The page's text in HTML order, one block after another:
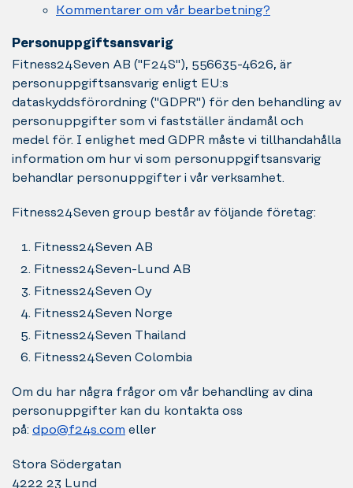
Kommentarer om vår bearbetning?
Personuppgiftsansvarig
Fitness24Seven AB ("F24S"), 556635-4626, är
personuppgiftsansvarig enligt EU:s
dataskyddsförordning ("GDPR") för den behandling av
personuppgifter som vi fastställer ändamål och
medel för. I enlighet med GDPR måste vi tillhandahålla
information om hur vi som personuppgiftsansvarig
behandlar personuppgifter i vår verksamhet.
Fitness24Seven group består av följande företag:
Fitness24Seven AB
Fitness24Seven-Lund AB
Fitness24Seven Oy
Fitness24Seven Norge
Fitness24Seven Thailand
Fitness24Seven Colombia
Om du har några frågor om vår behandling av dina
personuppgifter kan du kontakta oss
på: dpo@f24s.com eller
Stora Södergatan
4222 23 Lund